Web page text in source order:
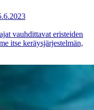
vauhdittavat eristeiden
itse keräysjärjestelmän,